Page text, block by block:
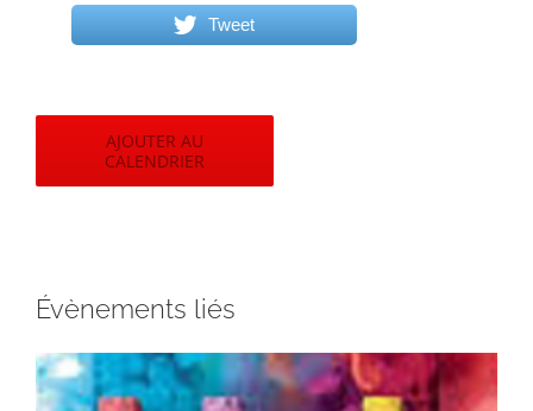
Tweet
AJOUTER AU
CALENDRIER
Évènements liés